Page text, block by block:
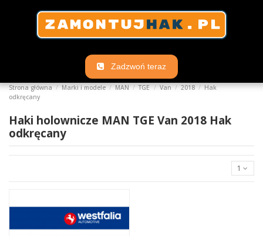
Zadzwoń teraz
Strona główna Marki i modele MAN TGE Van 2018
Hak
odkręcany
Haki holownicze MAN TGE Van 2018 Hak
odkręcany
1